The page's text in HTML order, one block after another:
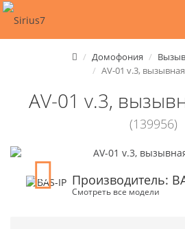
Домофония
AV-01 v.3,
AV-01 v.3,
(139956)
Производитель:
Смотреть все модели